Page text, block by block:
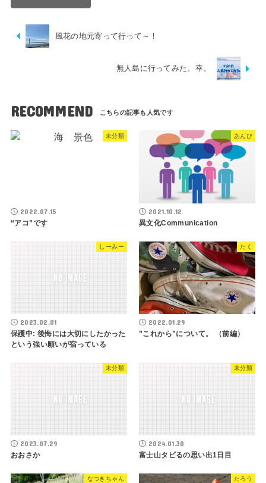
風花の地元寄って行って～！
無人島に行ってみた。幸。
RECOMMEND
未分類
2022.07.15
“アコ”です
あんび
2021.10.12
異文化Communication
しーみー
2023.02.01
保護中: 後悔には大切にしたかった
という強い願いが宿っている
たく
2022.01.29
”これから”について。 （前編）
未分類
2023.07.29
おおさか
未分類
2024.01.30
富士山タビるの思い出1日目
なつきちゃん たろう